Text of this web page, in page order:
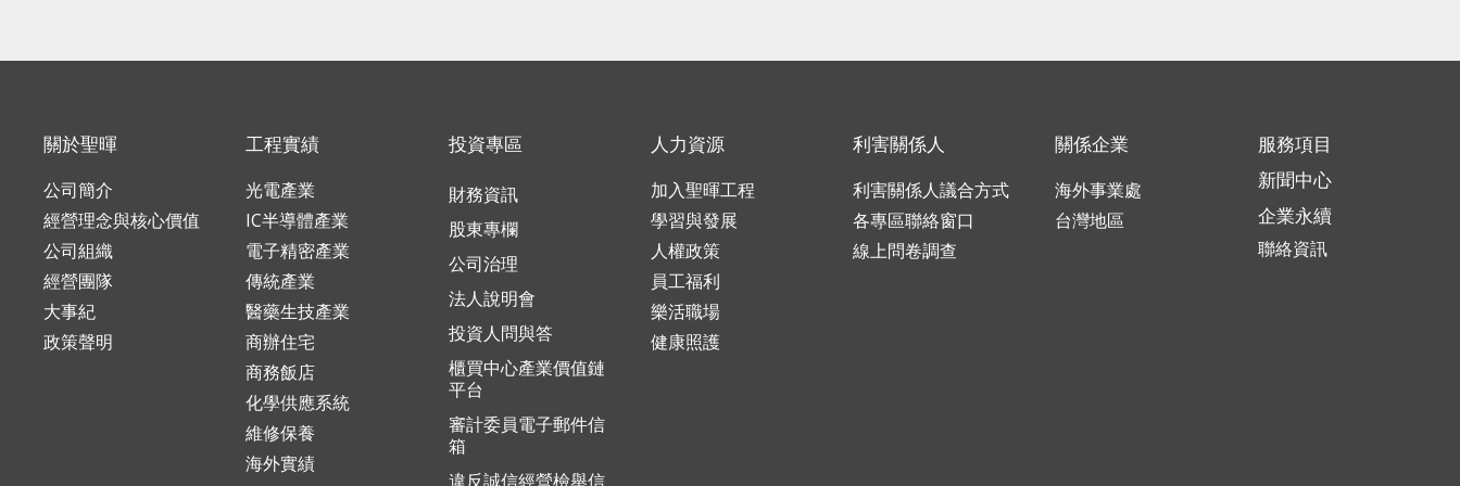
關於聖暉
公司簡介
經營理念與核心價值
公司組織
經營團隊
大事紀
政策聲明
工程實績
光電產業
IC半導體產業
電子精密產業
傳統產業
醫藥生技產業
商辦住宅
商務飯店
化學供應系統
維修保養
海外實績
投資專區
財務資訊
股東專欄
公司治理
法人說明會
投資人問與答
櫃買中心產業價值鏈
平台
審計委員電子郵件信
箱
違反誠信經營檢舉信
人力資源
加入聖暉工程
學習與發展
人權政策
員工福利
樂活職場
健康照護
利害關係人
利害關係人議合方式
各專區聯絡窗口
線上問卷調查
關係企業
海外事業處
台灣地區
服務項目
新聞中心
企業永續
聯絡資訊